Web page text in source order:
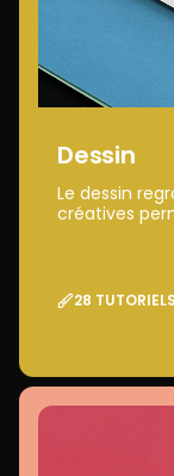
Dessin
Le dessin
créatives
28 TUTORIELS